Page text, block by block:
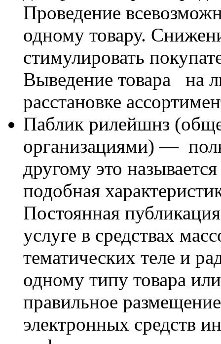
Проведение
одному товару.
стимулировать
Выведение товара на
расстановке
Паблик рилейшнз
организациями) —
другому это
подобная
Постоянная
услуге в средствах
тематических теле и
одному типу товара
правильное
электронных средств